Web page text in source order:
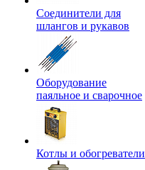
Соединители для
шлангов и рукавов
Оборудование
паяльное и сварочное
Котлы и обогреватели